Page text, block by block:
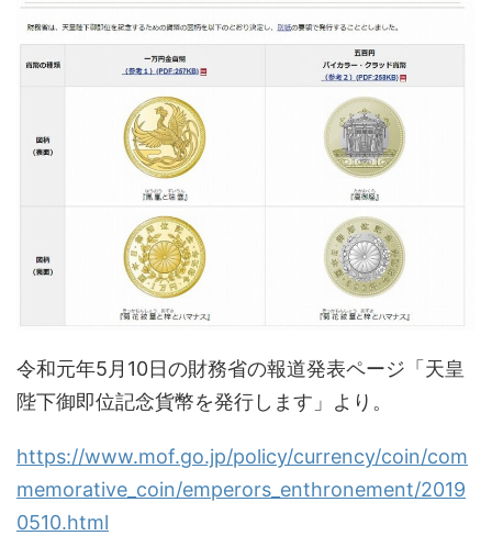
令和元年5月10日の財務省の報道発表ページ「天皇
陛下御即位記念貨幣を発行します」より。
https://www.mof.go.jp/policy/currency/coin/com
memorative_coin/emperors_enthronement/2019
0510.html